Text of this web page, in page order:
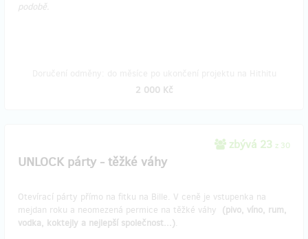
podobě.
2 000 Kč
zbývá 23 z 30
UNLOCK párty - těžké váhy
Otevírací párty přímo na fitku na Bille. V ceně je vstupenka na
mejdan roku a neomezená permice na těžké váhy (pivo, víno, rum,
vodka, koktejly a nejlepší společnost...).